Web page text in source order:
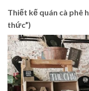
Thiết kế quán cà phê
thức”)